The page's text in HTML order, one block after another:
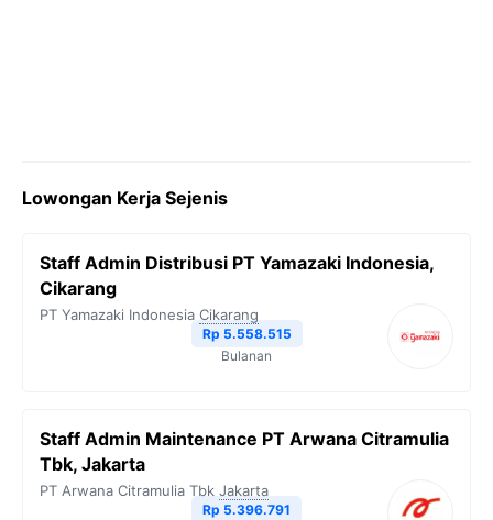
Lowongan Kerja Sejenis
Staff Admin Distribusi PT Yamazaki Indonesia,
Cikarang
PT Yamazaki Indonesia Cikarang
Rp 5.558.515
Bulanan
Staff Admin Maintenance PT Arwana Citramulia
Tbk, Jakarta
PT Arwana Citramulia Tbk Jakarta
Rp 5.396.791